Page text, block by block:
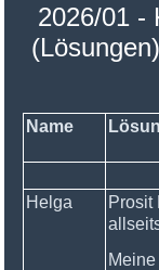
2026/01 -
(Lösungen)
Name
Helga
Prosit